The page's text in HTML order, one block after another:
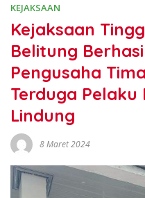
KEJAKSAAN
Kejaksaan
Belitung
Pengusaha
Terduga
Lindung
8 Maret 2024